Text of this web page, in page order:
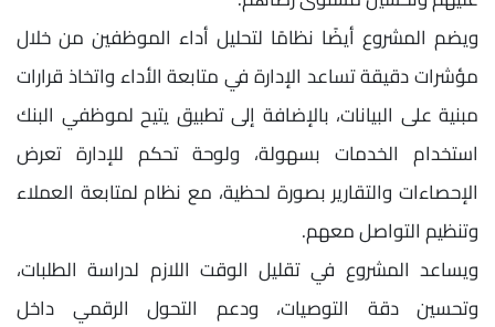
ويضم المشروع أيضًا نظامًا لتحليل أداء الموظفين من خلال
مؤشرات دقيقة تساعد الإدارة في متابعة الأداء واتخاذ قرارات
مبنية على البيانات، بالإضافة إلى تطبيق يتيح لموظفي البنك
استخدام الخدمات بسهولة، ولوحة تحكم للإدارة تعرض
الإحصاءات والتقارير بصورة لحظية، مع نظام لمتابعة العملاء
وتنظيم التواصل معهم.
ويساعد المشروع في تقليل الوقت اللازم لدراسة الطلبات،
وتحسين دقة التوصيات، ودعم التحول الرقمي داخل